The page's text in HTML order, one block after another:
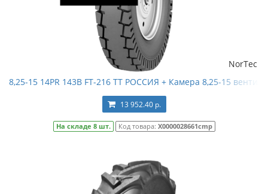
NorTec
8,25-15 14PR 143B FT-216 TT РОССИЯ + Камера 8,25-15
13 952.40 р.
На складе 8 шт. Код товара: Х0000028661cmp